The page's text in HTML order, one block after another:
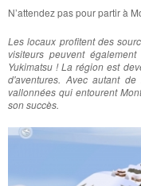
N’attendez pas pour partir à
Les locaux profitent des
visiteurs peuvent
Yukimatsu ! La région est
d'aventures. Avec autant
vallonnées qui entourent
son succès.